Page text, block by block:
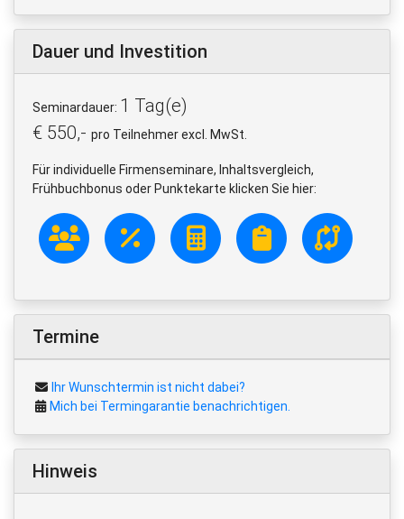
Dauer und Investition
Seminardauer: 1 Tag(e)
€ 550,- pro Teilnehmer excl. MwSt.
Für individuelle Firmenseminare, Inhaltsvergleich,
Frühbuchbonus oder Punktekarte klicken Sie hier:
Termine
Ihr Wunschtermin ist nicht dabei?
Mich bei Termingarantie benachrichtigen.
Hinweis